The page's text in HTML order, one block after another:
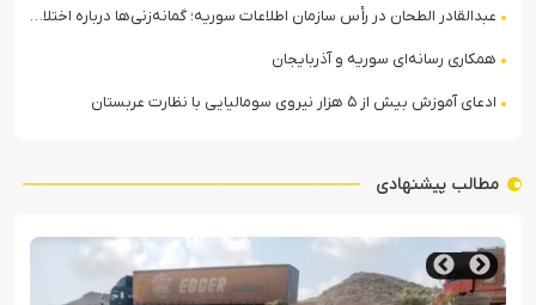
عبدالقادر الطحان در رأس سازمان اطلاعات سوریه؛ گمانه‌زنی‌ها درباره اختلافات در ساختار امنیتی
همکاری رسانه‌ای سوریه و آذربایجان
ادعای آموزش بیش از ۵ هزار نیروی سومالیایی با نظارت عربستان
مطالب پیشنهادی